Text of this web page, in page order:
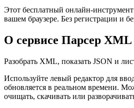
Этот бесплатный
вашем браузере. Без регистрации и
О сервисе Парсер XML
Разобрать XML, показать JSON и
Используйте левый редактор для
обновляется в реальном времени.
очищать, скачивать или